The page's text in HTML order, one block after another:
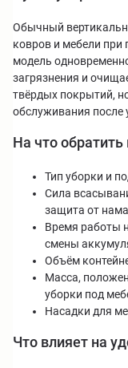
Обычный
ковров и мебели
модель
загрязнения и
твёрдых покрытий,
обслуживания после
На что
Тип уборки и
Сила
защита от
Время работы
смены
Объём
Масса,
уборки под
Насадки для
Что влияет на